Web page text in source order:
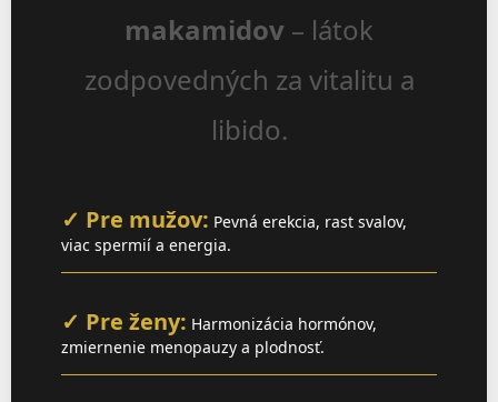
poděkovat nejen za Vaši
pružnost při vyřízení
objednávky
Semmax
především za velmi milé
poděkovat za flakonek s
feromony, ale hlavně za
nesmírně motivující
takovou radost, že jsem
obojí nalepil na zrcadlo."
makamidov – látok
zodpovedných za vitalitu a
libido.
✓ Pre mužov: Pevná erekcia, rast svalov,
viac spermií a energia.
✓ Pre ženy: Harmonizácia hormónov,
zmiernenie menopauzy a plodnosť.